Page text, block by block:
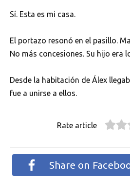
Sí. Esta es mi casa.
El portazo resonó en el pasillo.
No más concesiones. Su hijo era
Desde la habitación de Álex
fue a unirse a ellos.
Rate article
Share on